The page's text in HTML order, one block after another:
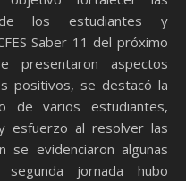
de los estudiantes y
Saber 11 del próximo
presentaron aspectos
positivos, se destacó la
de varios estudiantes,
esfuerzo al resolver las
se evidenciaron algunas
jornada hubo